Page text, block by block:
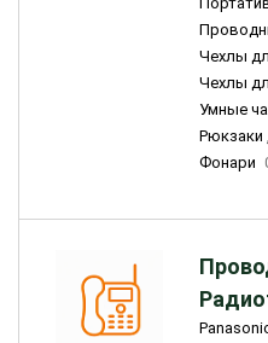
Чехлы
Чехлы
Умные
Рюкзаки
Фонари